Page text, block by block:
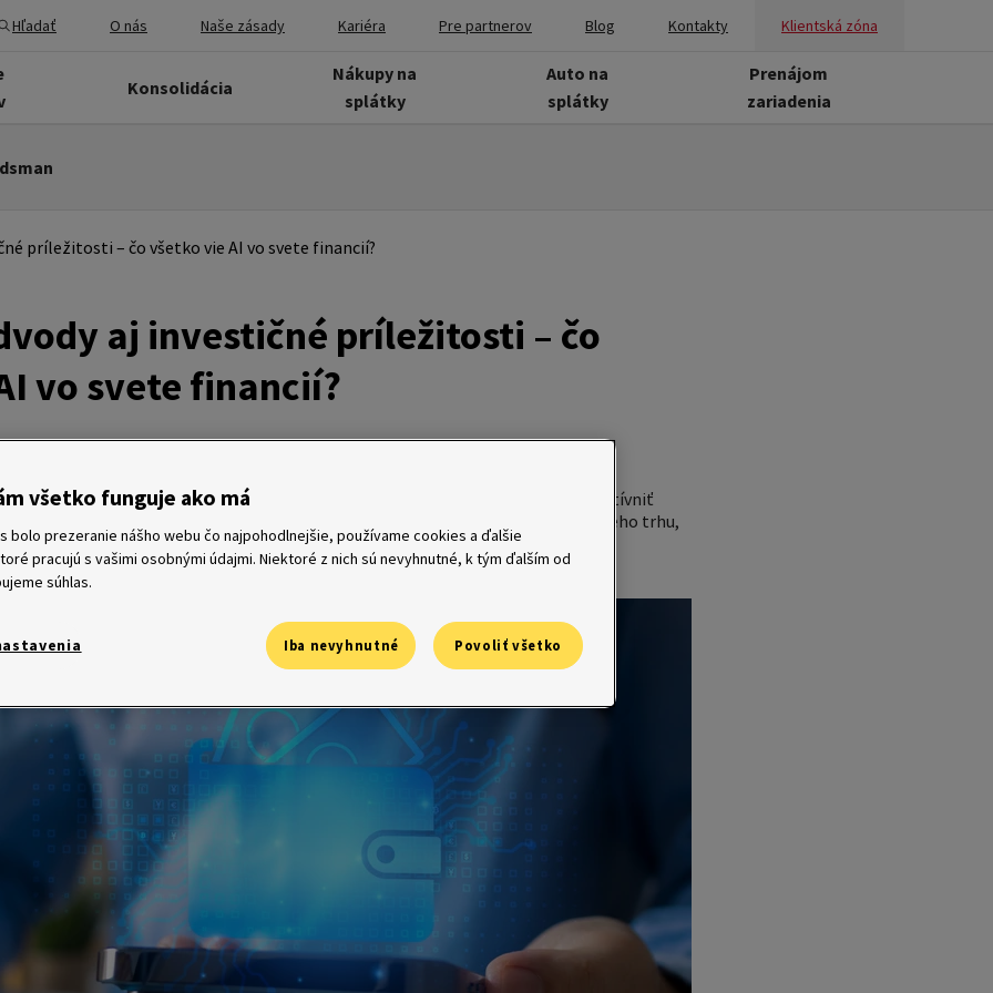
Hľadať O nás Naše zásady Kariéra Pre partnerov Blog Kontakty Klientská zóna
Konsolidácia
Nákupy na
splátky
Auto na
splátky
Prenájom
zariadenia
príležitosti – čo všetko vie AI vo svete financií?
aj investičné príležitosti – čo
vo svete financií?
(AI) dokážu počas niekoľkých sekúnd spracovať obrovské objemy dát a zefektívniť
Výnimkou nie je ani svet financií. Pomocou AI odhalíte aktuálne trendy finančného trhu,
a poslúži vám tiež ako finančný asistent so širokým rozhľadom na trhu.
všetko funguje ako má
bolo prezeranie nášho webu čo najpohodlnejšie, používame cookies a ďalšie
pracujú s vašimi osobnými údajmi. Niektoré z nich sú nevyhnutné, k tým ďalším od
súhlas.
Iba nevyhnutné Povoliť všetko